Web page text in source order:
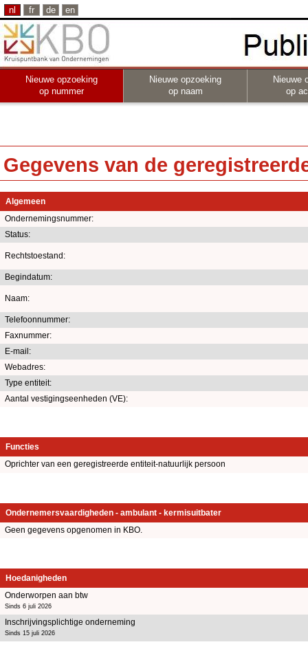
nl fr de en
Nieuwe opzoeking
op nummer
Nieuwe opzoeking
op naam
Nieuwe
op
Gegevens van de
Algemeen
Ondernemingsnummer:
Status:
Rechtstoestand:
Begindatum:
Naam:
Telefoonnummer:
Faxnummer:
E-mail:
Webadres:
Type entiteit:
Aantal vestigingseenheden (VE):
Functies
Oprichter van een geregistreerde entiteit-natuurlijk persoon
Ondernemersvaardigheden - ambulant - kermisuitbater
Geen gegevens opgenomen in KBO.
Hoedanigheden
Onderworpen aan btw
Sinds 6 juli 2026
Inschrijvingsplichtige onderneming
Sinds 15 juli 2026